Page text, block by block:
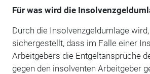
Für was wird die
Durch die Insolvenzgeldumlage
sichergestellt, dass im Falle einer
Arbeitgebers die Entgeltansprüche
gegen den insolventen Ar­beitgeber